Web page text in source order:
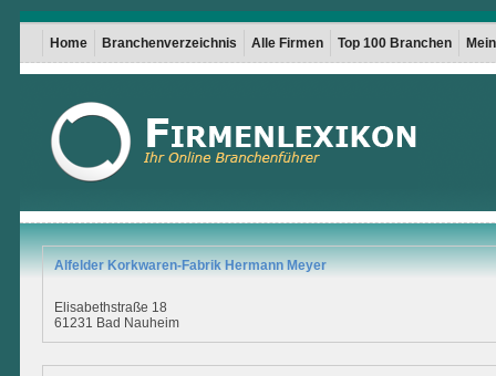
Home Branchenverzeichnis Alle Firmen Top 100 Branchen
Alfelder Korkwaren-Fabrik Hermann Meyer
Elisabethstraße 18
61231 Bad Nauheim